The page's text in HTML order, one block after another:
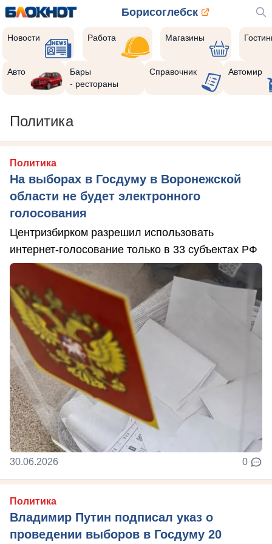
Борисоглебск
Новости Работа Магазины
Авто
Бары
- рестораны
Справочник Автомир
Политика
Политика
На выборах в Госдуму в Воронежской
области не будет электронного
голосования
Центризбирком разрешил использовать
интернет-голосование только в 33 субъектах РФ
30.06.2026 0
Политика
Владимир Путин подписал указ о
проведении выборов в Госдуму 20